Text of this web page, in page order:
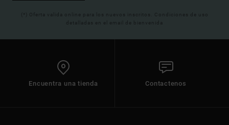
(*) Oferta valida online para los nuevos inscritos. Condiciones de uso
detalladas en el email de bienvenida
Encuentra una tienda Contactenos